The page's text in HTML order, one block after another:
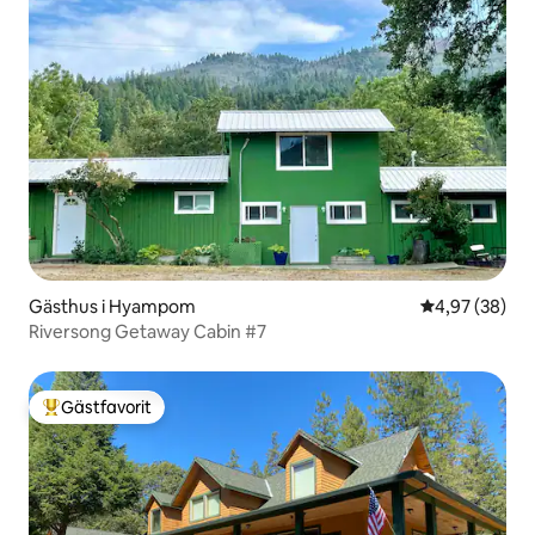
Gästhus i Hyampom 4,97 av 5 i
4,97 (38)
Riversong Getaway Cabin #7
Populär gästfavorit
Gästfavorit